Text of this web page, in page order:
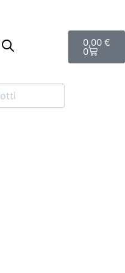
0,00 €
0